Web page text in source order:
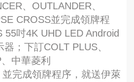
、OUTLANDER、
CROSS並完成領牌程
55吋4K UHD LED Android
；下訂COLT PLUS、
中華菱利
完成領牌程序，就送伊萊